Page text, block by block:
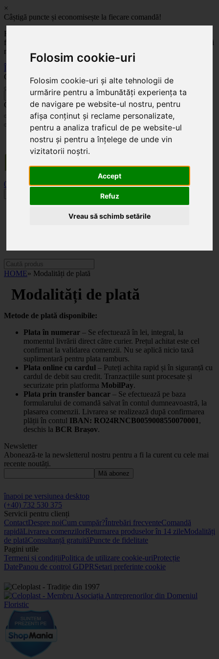
Folosim cookie-uri
Folosim cookie-uri și alte tehnologii de
urmărire pentru a îmbunătăți experiența ta
de navigare pe website-ul nostru, pentru
afișa conținut și reclame personalizate,
pentru a analiza traficul de pe website-ul
nostru și pentru a înțelege de unde vin
vizitatorii noștri.
Accept
Refuz
Vreau să schimb setările
×
Câștigă puncte și economisește la fiecare comandă!
Fă-ți cont pe site-ul nostru și câștigi puncte de fidelitate pentru
fiecare comandă! Cu cât comanzi mai mult, cu atât economisești mai
mult!
Înregistrează-te acum
Celoplast
Celoplast
Transportul este GRATUIT pentru comenzile mai mari de 350 Lei. Comanda minimă în
valoare de 100 Lei. Expediere în 1 - 2 zile lucrătoare.
0
HOME» Modalități de plată
Modalități de plată
Metode de plată disponibile:
Plata în numerar – Se efectuează în lei, integral, la
momentul livrării direct către curier. Prețul achitat este cel
confirmat la validarea comenzii. Nu se aplică nicio taxă
suplimentară pentru plata ramburs.
Plata online cu cardul – Puteți achita rapid și în siguranță cu
cardul de debit sau credit. Tranzacțiile sunt procesate și
securizate prin platforma MobilPay.
Plata prin transfer bancar – Se efectuează pe baza
formularului de comandă salvat în contul dumneavoastră, la
plasarea comenzii. Livrarea se realizează după confirmarea
plății în contul IBAN: RO24RNCB0059008550070001 ,
deschis la BCR Brașov.
Newsletter
Abonează-te la newsletterul nostru pentru a fi la curent cu cele mai
recente noutăți.
Mă abonez
înapoi pe versiunea desktop
(+40) 732 530 375
Servicii pentru clienți
ContactDespre noiCum cumpăr?Întrebări frecventeComandă
rapidăLivrarea comenzilorReturnarea produselor în 14 zileModalități
de platăConsultanță gratuităPuncte de fidelitate
Pagini utile
Termeni și condițiiPolitica de utilizare cookie-uriProtecție
DatePanou de control GDPRSetari preferinte cookie